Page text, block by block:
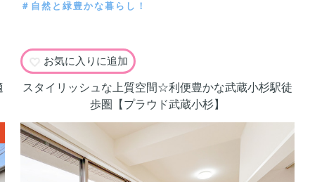
＃自然と緑豊かな暮らし！
お気に入りに追加
スタイリッシュな上質空間☆利便豊かな武蔵小杉駅徒
歩圏【プラウド武蔵小杉】